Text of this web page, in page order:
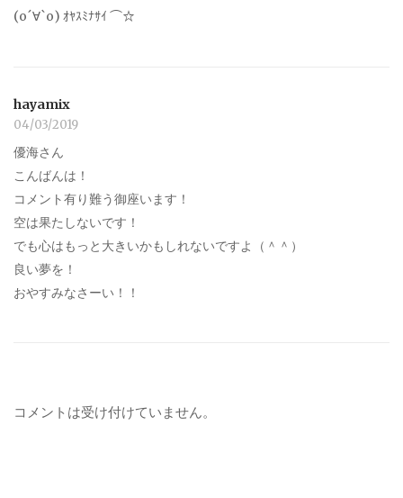
(о´∀`о) ｵﾔｽﾐﾅｻｲ ⌒☆
hayamix
04/03/2019
優海さん
こんばんは！
コメント有り難う御座います！
空は果たしないです！
でも心はもっと大きいかもしれないですよ（＾＾）
良い夢を！
おやすみなさーい！！
コメントは受け付けていません。